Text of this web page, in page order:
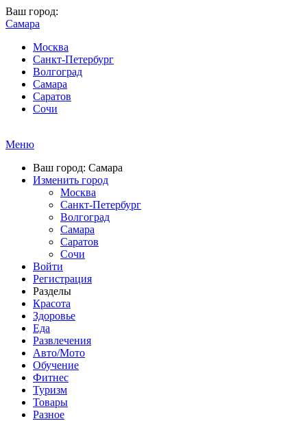
Ваш город:
Самара
Москва
Санкт-Петербург
Волгоград
Самара
Саратов
Сочи
Меню
Ваш город: Самара
Изменить город
Москва
Санкт-Петербург
Волгоград
Самара
Саратов
Сочи
Войти
Регистрация
Разделы
Красота
Здоровье
Еда
Развлечения
Авто/Мото
Обучение
Фитнес
Туризм
Товары
Разное